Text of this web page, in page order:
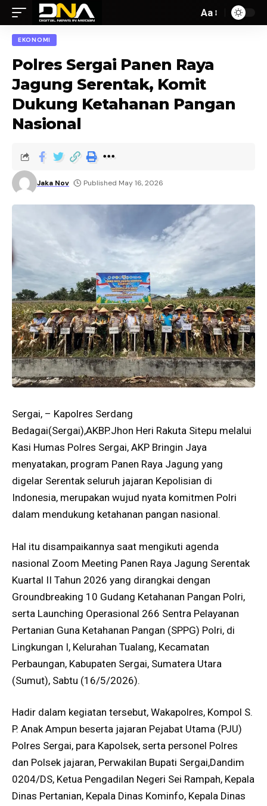
Aa
EKONOMI
Polres Sergai Panen Raya
Jagung Serentak, Komit
Dukung Ketahanan Pangan
Nasional
Jaka Nov Published May 16, 2026
Sergai, – Kapolres Serdang
Bedagai(Sergai),AKBP.Jhon Heri Rakuta Sitepu melalui
Kasi Humas Polres Sergai, AKP Bringin Jaya
menyatakan, program Panen Raya Jagung yang
digelar Serentak seluruh jajaran Kepolisian di
Indonesia, merupakan wujud nyata komitmen Polri
dalam mendukung ketahanan pangan nasional.
Hal itu disampaikannya saat mengikuti agenda
nasional Zoom Meeting Panen Raya Jagung Serentak
Kuartal II Tahun 2026 yang dirangkai dengan
Groundbreaking 10 Gudang Ketahanan Pangan Polri,
serta Launching Operasional 266 Sentra Pelayanan
Pertanian Guna Ketahanan Pangan (SPPG) Polri, di
Lingkungan I, Kelurahan Tualang, Kecamatan
Perbaungan, Kabupaten Sergai, Sumatera Utara
(Sumut), Sabtu (16/5/2026).
Hadir dalam kegiatan tersebut, Wakapolres, Kompol S.
P. Anak Ampun beserta jajaran Pejabat Utama (PJU)
Polres Sergai, para Kapolsek, serta personel Polres
dan Polsek jajaran, Perwakilan Bupati Sergai,Dandim
0204/DS, Ketua Pengadilan Negeri Sei Rampah, Kepala
Dinas Pertanian, Kepala Dinas Kominfo, Kepala Dinas